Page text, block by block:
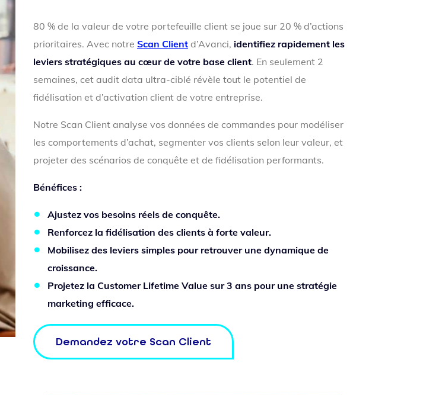
80 % de la valeur de votre portefeuille client se joue sur 20 % d’actions
prioritaires. Avec notre Scan Client d’Avanci, identifiez rapidement les
leviers stratégiques au cœur de votre base client. En seulement 2
semaines, cet audit data ultra-ciblé révèle tout le potentiel de
fidélisation et d’activation client de votre entreprise.
Notre Scan Client analyse vos données de commandes pour modéliser
les comportements d’achat, segmenter vos clients selon leur valeur, et
projeter des scénarios de conquête et de fidélisation performants.
Bénéfices :
Ajustez vos besoins réels de conquête.
Renforcez la fidélisation des clients à forte valeur.
Mobilisez des leviers simples pour retrouver une dynamique de
croissance.
Projetez la Customer Lifetime Value sur 3 ans pour une stratégie
marketing efficace.
Demandez votre Scan Client